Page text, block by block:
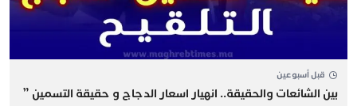
قبل أسبوعين
بين الشائعات والحقيقة.. انهيار اسعار الدجاج و حقيقة التسمين ”